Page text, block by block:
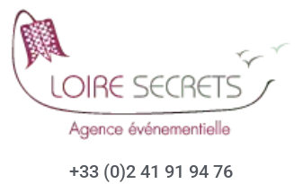
+33 (0)2 41 91 94 76